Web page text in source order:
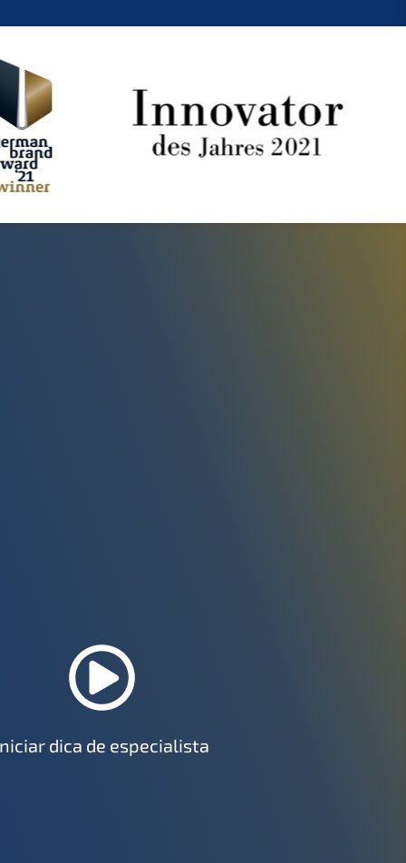
dica de especialista